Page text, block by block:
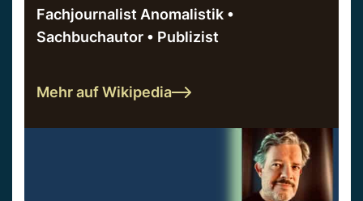
Fachjournalist Anomalistik •
Sachbuchautor • Publizist
Mehr auf Wikipedia